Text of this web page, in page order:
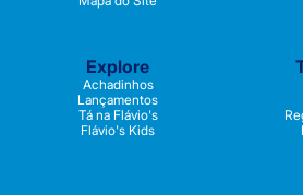
Explore
Achadinhos
Lançamentos
Tá na Flávio's
Flávio's Kids